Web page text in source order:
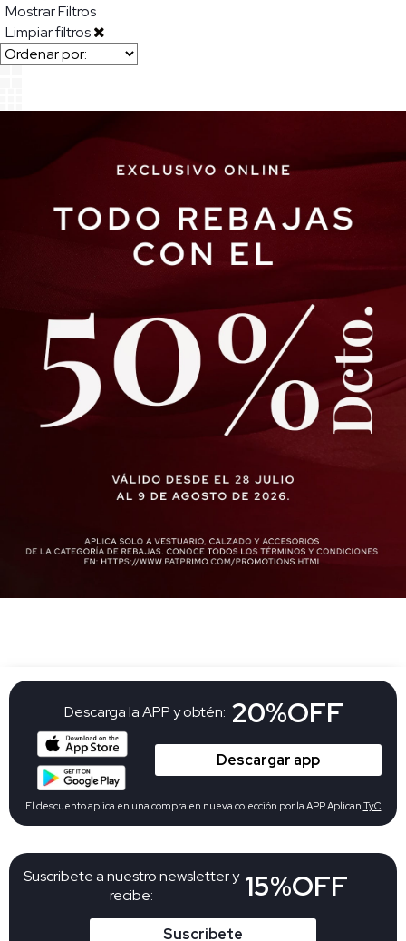
Mostrar Filtros
Limpiar filtros
Suscribete a nuestro newsletter y
recibe:
15%OFF
Suscribete
Descarga la APP y obtén: 20%OFF
Descargar app
El descuento aplica en una compra en nueva colección por la APP Aplican TyC